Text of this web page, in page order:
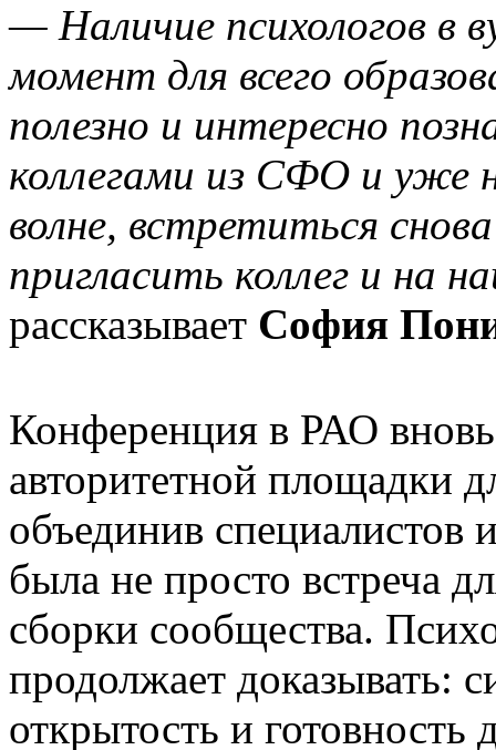
— Наличие психологов в
момент для всего
полезно и интересно
коллегами из СФО и уже
волне, встретиться
пригласить коллег и на
рассказывает София
Конференция в РАО вновь
авторитетной площадки
объединив специалистов
была не просто встреча
сборки сообщества.
продолжает доказывать:
открытость и